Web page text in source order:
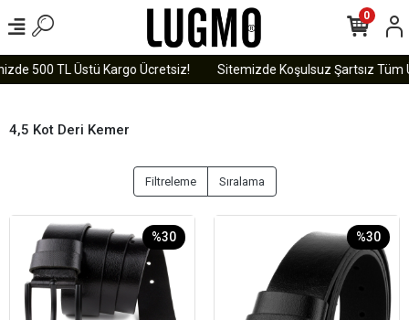
500 TL Üstü Kargo Ücretsiz! Sitemizde Koşulsuz Şartsız Tüm
0
4,5 Kot Deri Kemer
Filtreleme Sıralama
%30 %30